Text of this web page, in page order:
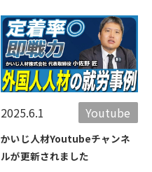
2025.6.1 Youtube
かいじ人材Youtubeチャンネ
ルが更新されました